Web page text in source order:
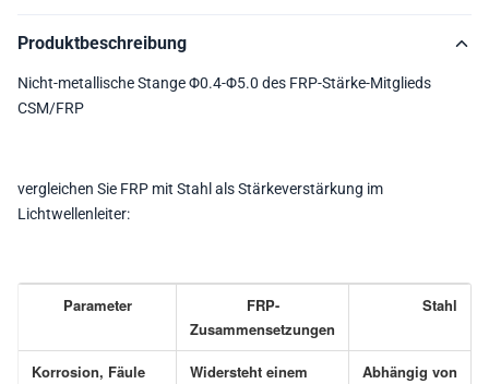
Produktbeschreibung
Nicht-metallische Stange Φ0.4-Φ5.0 des FRP-Stärke-Mitglieds
CSM/FRP
vergleichen Sie FRP mit Stahl als Stärkeverstärkung im
Lichtwellenleiter:
Parameter
FRP-
Zusammensetzungen
Stahl
Korrosion, Fäule
Widersteht einem
Abhängig von